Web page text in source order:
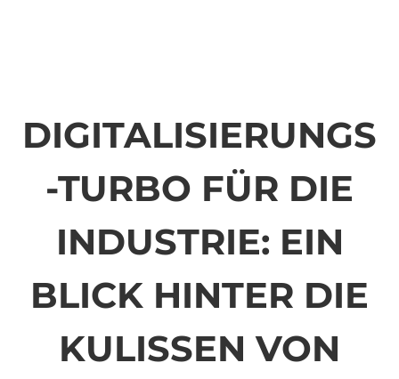
DIGITALISIERUNGS
-TURBO FÜR DIE
INDUSTRIE: EIN
BLICK HINTER DIE
KULISSEN VON